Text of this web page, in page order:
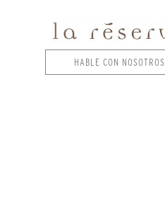
HABLE CON NOSOTROS